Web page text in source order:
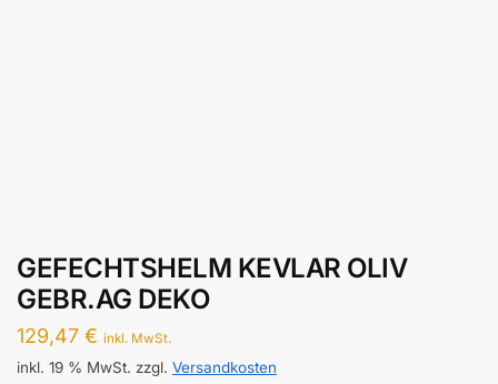
GEFECHTSHELM KEVLAR OLIV
GEBR.AG DEKO
129,47 € inkl. MwSt.
inkl. 19 % MwSt. zzgl. Versandkosten